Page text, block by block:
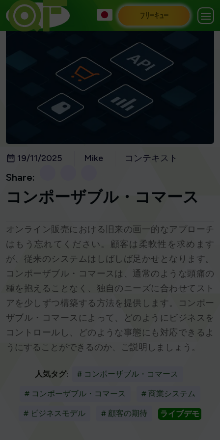
フリーキュー
19/11/2025 Mike コンテキスト
Share:
コンポーザブル・コマース
オンライン販売における旧来の画一的なアプローチ
はもう忘れてください。顧客は柔軟性を求めます
が、従来のシステムはしばしば足かせとなります。
コンポーザブル・コマースは、通常のような頭痛の
種を抱えることなく、独自のニーズに合わせてスト
アを少しずつ構築する方法を提供します。コンポー
ザブル・コマースによって、どのようにビジネスを
コントロールし、どのような事態にも対応できるよ
うにすることができるのか、ご説明しましょう。
人気タグ: # コンポーザブル・コマース
# コンポーザブル・コマース # 商業システム
# ビジネスモデル # 顧客の期待 ライブデモ